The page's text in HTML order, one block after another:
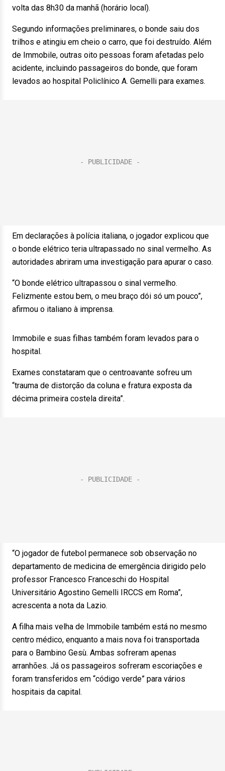
volta das 8h30 da manhã (horário local).
Segundo informações preliminares, o bonde saiu dos
trilhos e atingiu em cheio o carro, que foi destruído. Além
de Immobile, outras oito pessoas foram afetadas pelo
acidente, incluindo passageiros do bonde, que foram
levados ao hospital Policlínico A. Gemelli para exames.
Em declarações à polícia italiana, o jogador explicou que
o bonde elétrico teria ultrapassado no sinal vermelho. As
autoridades abriram uma investigação para apurar o caso.
“O bonde elétrico ultrapassou o sinal vermelho.
Felizmente estou bem, o meu braço dói só um pouco”,
afirmou o italiano à imprensa.
Immobile e suas filhas também foram levados para o
hospital.
Exames constataram que o centroavante sofreu um
“trauma de distorção da coluna e fratura exposta da
décima primeira costela direita”.
“O jogador de futebol permanece sob observação no
departamento de medicina de emergência dirigido pelo
professor Francesco Franceschi do Hospital
Universitário Agostino Gemelli IRCCS em Roma”,
acrescenta a nota da Lazio.
A filha mais velha de Immobile também está no mesmo
centro médico, enquanto a mais nova foi transportada
para o Bambino Gesù. Ambas sofreram apenas
arranhões. Já os passageiros sofreram escoriações e
foram transferidos em “código verde” para vários
hospitais da capital.